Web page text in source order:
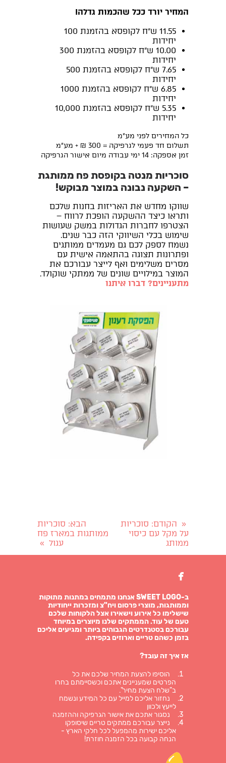
המחיר יורד ככל שהכמות גדלה!
11.55 ש"ח לקופסא בהזמנת 100
יחידות
10.00 ש"ח לקופסא בהזמנת 300
יחידות
7.65 ש"ח לקופסא בהזמנת 500
יחידות
6.85 ש"ח לקופסא בהזמנת 1000
יחידות
5.35 ש"ח לקופסא בהזמנת 10,000
יחידות
כל המחירים לפני מע"מ
תשלום חד פעמי לגרפיקה = 300 ₪ + מע"מ
זמן אספקה: 14 ימי עבודה מיום אישור הגרפיקה
סוכריות מנטה בקופסת פח ממותגת
– השקעה נבונה במוצר מבוקש!
שווקו מחדש את האריזות בחנות שלכם
ותראו כיצד ההשקעה הופכת לרווח –
הצטרפו לחברות הגדולות במשק שעושות
שימוש בכלי השיווקי הזה כבר שנים.
נשמח לספק לכם גם מעמדים ממותגים
ופתרונות תצוגה בהתאמה אישית עם
מסרים משלימים ואף לייצר עבורכם את
המוצר במילויים שונים של ממתקי שוקולד.
מתעניינים? דברו איתנו
« הקודם: סוכריות
על מקל עם כיסוי
ממותג
הבא: סוכריות
ממותגות במארז פח
עגול »

ב-SWEET LOGO אנחנו מתמחים במתנות מתוקות
וממותגות, מוצרי פרסום ויח"צ ומזכרות ייחודיות
שישלימו כל אירוע וישאירו אצל הלקוחות שלכם
טעם של עוד. הממתקים שלנו מיוצרים במיוחד
עבורכם בסטנדרטים הגבוהים ביותר ומגיעים אליכם
בזמן כשהם טריים וארוזים בקפידה.
אז איך זה עובד?
הוסיפו להצעת המחיר שלכם את כל
הפרטים שמעניינים אתכם וכשסיימתם בחרו
ב"שלח הצעת מחיר".
נחזור אליכם למייל עם כל המידע ונשמח
לייעץ ולכוון
נסגור אתכם את אישור הגרפיקה וההזמנה
נייצר עבורכם ממתקים טריים שיסופקו
אליכם ישירות מהמפעל לכל חלקי הארץ -
הנחה קבועה בכל הזמנה חוזרת!